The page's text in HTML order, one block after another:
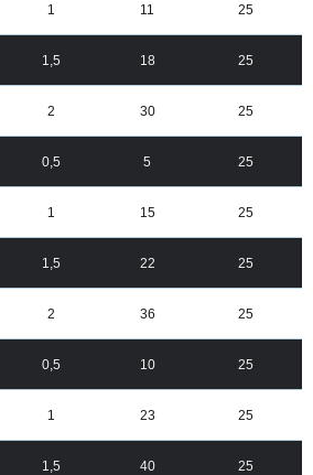
1 11 25
1,5 18 25
2 30 25
0,5 5 25
1 15 25
1,5 22 25
2 36 25
0,5 10 25
1 23 25
1,5 40 25